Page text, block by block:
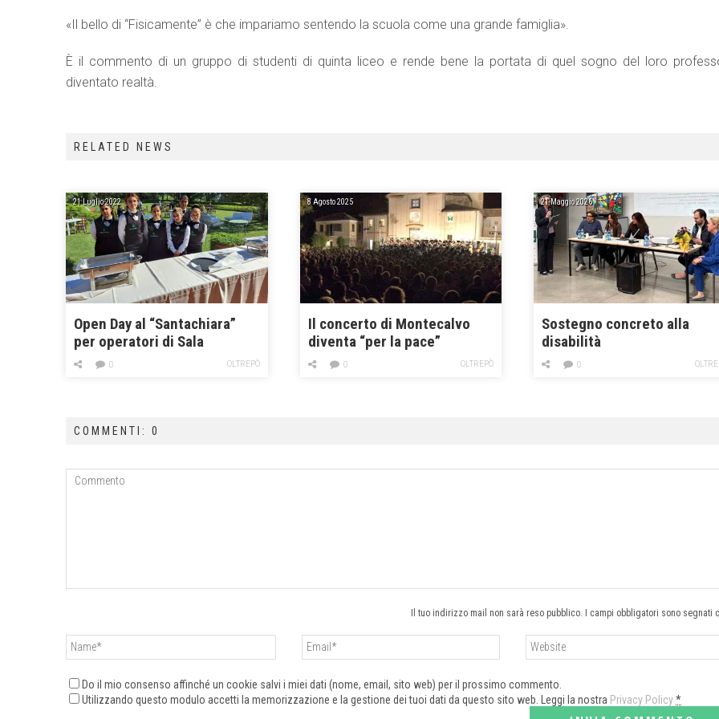
«Il bello di “Fisicamente” è che impariamo sentendo la scuola come una grande famiglia».
È il commento di un gruppo di studenti di quinta liceo e rende bene la portata di quel sogno del loro
diventato realtà.
RELATED NEWS
21 Luglio 2022
Open Day al “Santachiara”
per operatori di Sala
OLTREPÒ
0
8 Agosto 2025
Il concerto di Montecalvo
diventa “per la pace”
OLTREPÒ
0
21 Maggio 2026
Sostegno concreto alla
disabilità
0
COMMENTI: 0
Il tuo indirizzo mail non sarà reso pubblico. I campi obbligatori sono segnati
Do il mio consenso affinché un cookie salvi i miei dati (nome, email, sito web) per il prossimo commento.
Utilizzando questo modulo accetti la memorizzazione e la gestione dei tuoi dati da questo sito web. Leggi la nostra Privacy Policy*